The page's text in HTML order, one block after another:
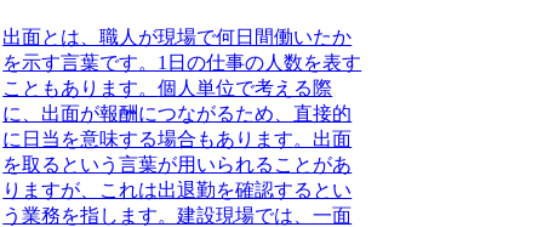
出面とは、職人が現場で何日間働いたか
を示す言葉です。1日の仕事の人数を表す
こともあります。個人単位で考える際
に、出面が報酬につながるため、直接的
に日当を意味する場合もあります。出面
を取るという言葉が用いられることがあ
りますが、これは出退勤を確認するとい
う業務を指します。建設現場では、一面